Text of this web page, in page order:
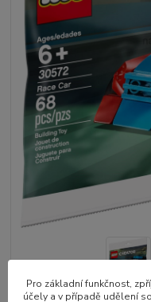
Pro základní funkčnost,
účely a v případě udělení